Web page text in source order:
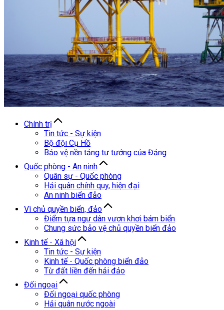
Chính trị
Tin tức - Sự kiện
Bộ đội Cụ Hồ
Bảo vệ nền tảng tư tưởng của Đảng
Quốc phòng - An ninh
Quân sự - Quốc phòng
Hải quân chính quy, hiện đại
An ninh biển đảo
Vì chủ quyền biển, đảo
Điểm tựa ngư dân vươn khơi bám biển
Chung sức bảo vệ chủ quyền biển đảo
Kinh tế - Xã hội
Tin tức - Sự kiện
Kinh tế - Quốc phòng biển đảo
Từ đất liền đến hải đảo
Đối ngoại
Đối ngoại quốc phòng
Hải quân nước ngoài